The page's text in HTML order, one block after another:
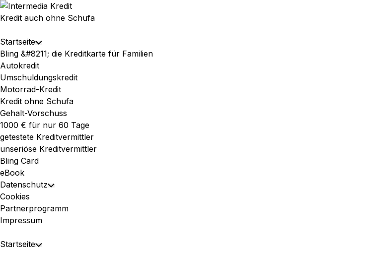
Skip
to
Kredit auch ohne Schufa
Expand
Menu
Startseite Toggle
Child
Menu
Bling &#8211; die Kreditkarte für Familien
Autokredit
Umschuldungskredit
Motorrad-Kredit
Kredit ohne Schufa
Gehalt-Vorschuss
1000 € für nur 60 Tage
getestete Kreditvermittler
unseriöse Kreditvermittler
Bling Card
eBook
Datenschutz Toggle
Menu
Cookies
Partnerprogramm
Impressum
Expand
Startseite Toggle